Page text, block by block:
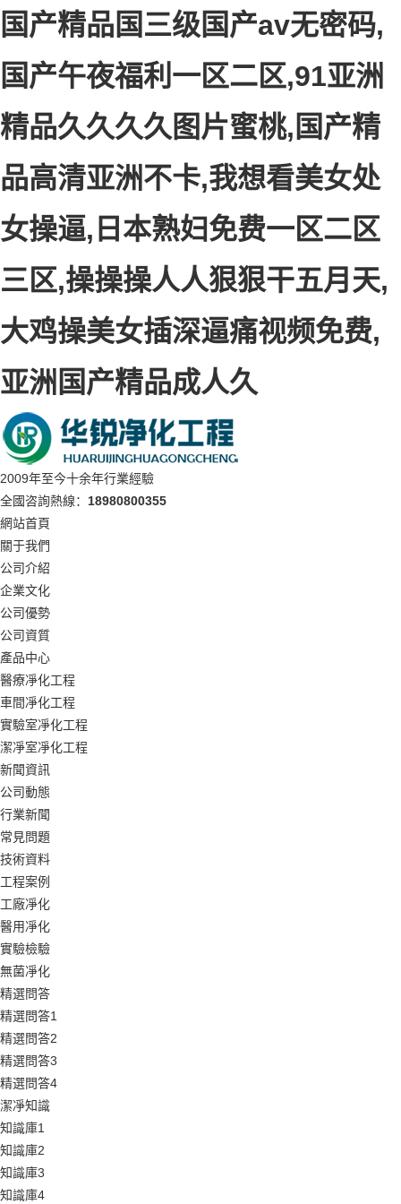
国产精品国三级国产av无密码,
国产午夜福利一区二区,91亚洲
精品久久久久图片蜜桃,国产精
品高清亚洲不卡,我想看美女处
女操逼,日本熟妇免费一区二区
三区,操操操人人狠狠干五月天,
大鸡操美女插深逼痛视频免费,
亚洲国产精品成人久
2009年至今十余年行業經驗
全國咨詢熱線： 18980800355
網站首頁
關于我們
公司介紹
企業文化
公司優勢
公司資質
產品中心
醫療凈化工程
車間凈化工程
實驗室凈化工程
潔凈室凈化工程
新聞資訊
公司動態
行業新聞
常見問題
技術資料
工程案例
工廠凈化
醫用凈化
實驗檢驗
無菌凈化
精選問答
精選問答1
精選問答2
精選問答3
精選問答4
潔凈知識
知識庫1
知識庫2
知識庫3
知識庫4